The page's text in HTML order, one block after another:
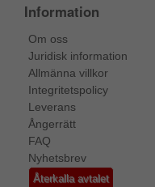
Information
Om oss
Juridisk information
Allmänna villkor
Integritetspolicy
Leverans
Ångerrätt
FAQ
Nyhetsbrev
Återkalla avtalet